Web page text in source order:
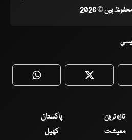
ہیں © 2026
WhatsApp Twitter
تازہ ترین
پاکستان
معیشت
کھیل